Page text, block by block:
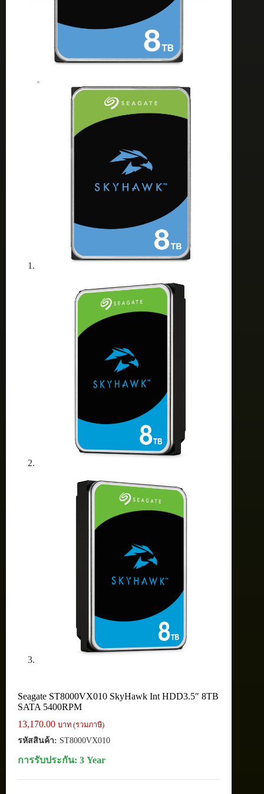
Seagate ST8000VX010 SkyHawk Int HDD3.5″ 8TB
SATA 5400RPM
13,170.00 บาท (รวมภาษี)
รหัสสินค้า: ST8000VX010
การรับประกัน: 3 Year